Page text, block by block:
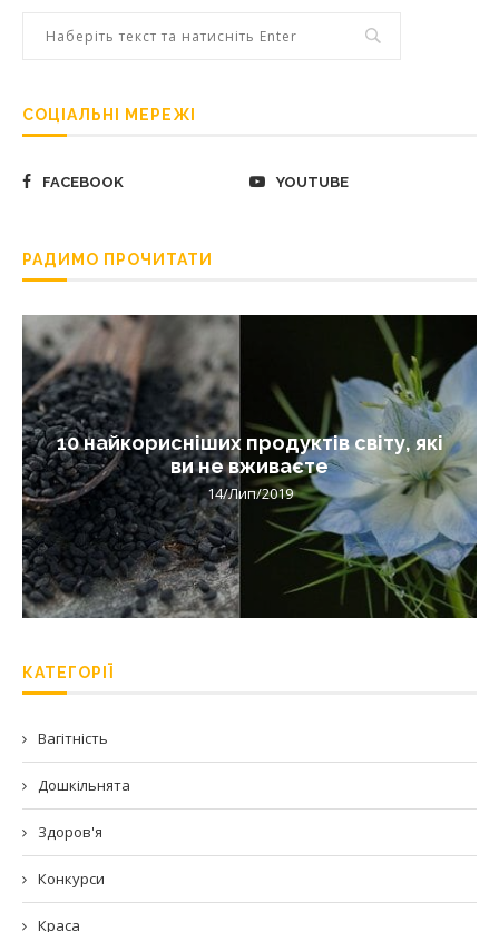
СОЦІАЛЬНІ МЕРЕЖІ
FACEBOOK YOUTUBE
РАДИМО ПРОЧИТАТИ
10 найкорисніших продуктів світу, які
ви не вживаєте
14/Лип/2019
КАТЕГОРІЇ
Вагітність
Дошкільнята
Здоров'я
Конкурси
Краса